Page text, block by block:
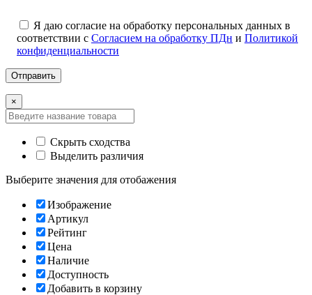
Я даю согласие на обработку персональных данных в
соответствии с Согласием на обработку ПДн и Политикой
конфиденциальности
×
Скрыть сходства
Выделить различия
Выберите значения для отобажения
Изображение
Артикул
Рейтинг
Цена
Наличие
Доступность
Добавить в корзину